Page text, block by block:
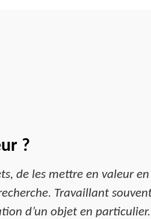
?
de les mettre en valeur en
Travaillant
d’un objet en particulier.